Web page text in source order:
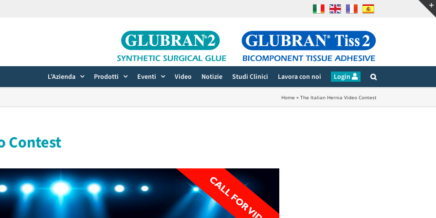
L’Azienda Prodotti Eventi Video Notizie Studi Clinici Lavora con noi Login
Home » The Italian Hernia Video Contest
Contest